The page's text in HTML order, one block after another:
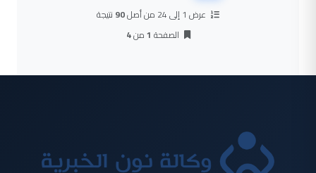
عرض 1 إلى 24 من أصل 90 نتيجة
الصفحة 1من4